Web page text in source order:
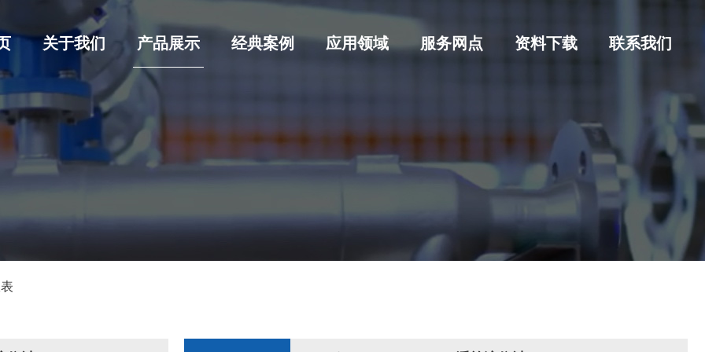
关于我们 产品展示 经典案例 应用领域 服务网点 资料下载 联系我们